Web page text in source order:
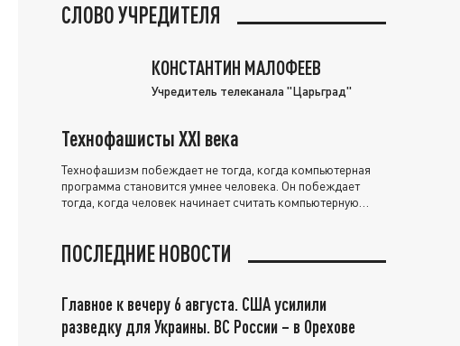
СЛОВО УЧРЕДИТЕЛЯ
КОНСТАНТИН МАЛОФЕЕВ
Учредитель телеканала "Царьград"
Технофашисты XXI века
Технофашизм побеждает не тогда, когда компьютерная
программа становится умнее человека. Он побеждает
тогда, когда человек начинает считать компьютерную
ПОСЛЕДНИЕ НОВОСТИ
Главное к вечеру 6 августа. США усилили
разведку для Украины. ВС России – в Орехове